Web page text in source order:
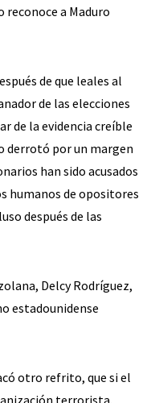
reconoce a Maduro
de que leales al
de las elecciones
de la evidencia creíble
derrotó por un margen
han sido acusados
humanos de opositores
después de las
Delcy Rodríguez,
estadounidense
otro refrito, que si el
terrorista.